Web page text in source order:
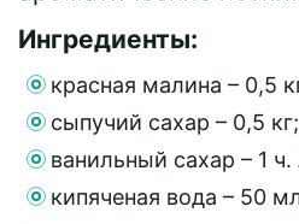
Ингредиенты:
красная малина – 0,5
сыпучий сахар – 0,5 кг;
ванильный сахар – 1 ч.
кипяченая вода – 50